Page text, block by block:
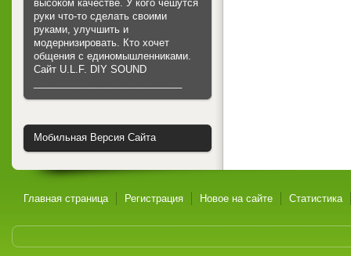
высоком качестве. У кого чешутся
руки что-то сделать своими
руками, улучшить и
модернизировать. Кто хочет
общения с единомышленниками.
Cайт U.L.F. DIY SOUND
Мобильная Версия Сайта
Главная страница Регистрация Новое на сайте Статистика